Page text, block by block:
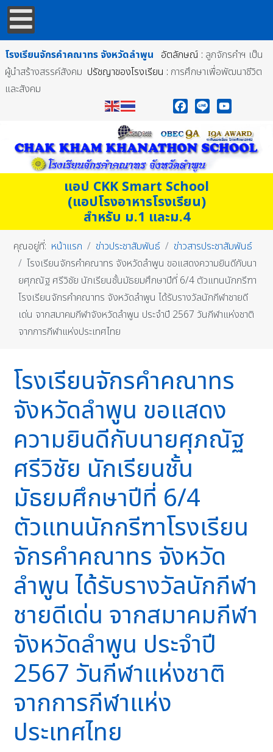
โรงเรียนจักรคำคณาทร จังหวัดลำพูน อัตลักษณ์ : ลูกจักรคำฯ เป็น
ผู้นำสร้างสรรค์สังคม ปรัชญาของโรงเรียน : การศึกษาเพื่อพัฒนาชีวิต
และสังคม
แอป CKK Smart School
(แอปโรงอาหารโรงเรียน)
สำหรับ ม.1 และม.4
คุณอยู่ที่: หน้าแรก ข่าวประชาสัมพันธ์
ข่าวสารประชาสัมพันธ์
โรงเรียนจักรคำคณาทร จังหวัดลำพูน ขอแสดงความยินดีกับนา
ยศุภณัฐ ศรีวิชัย นักเรียนชั้นมัธยมศึกษาปีที่ 6/4 ตัวแทนนักกรีฑา
โรงเรียนจักรคำคณาทร จังหวัดลำพูน ได้รับรางวัลนักกีฬาชายดี
เด่น จากสมาคมกีฬาจังหวัดลำพูน ประจำปี 2567 วันกีฬาแห่งชาติ
จากการกีฬาแห่งประเทศไทย
โรงเรียนจักรคำคณาทร
จังหวัดลำพูน ขอแสดง
ความยินดีกับนายศุภณัฐ
ศรีวิชัย นักเรียนชั้น
มัธยมศึกษาปีที่ 6/4
ตัวแทนนักกรีฑาโรงเรียน
จักรคำคณาทร จังหวัด
ลำพูน ได้รับรางวัลนักกีฬา
ชายดีเด่น จากสมาคมกีฬา
จังหวัดลำพูน ประจำปี
2567 วันกีฬาแห่งชาติ
จากการกีฬาแห่ง
ประเทศไทย